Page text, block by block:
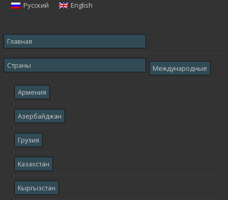
Русский English
Главная
Страны Международные
Армения
Азербайджан
Грузия
Казахстан
Кыргызстан